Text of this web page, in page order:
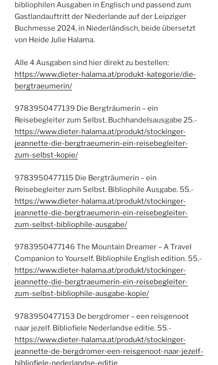
bibliophilen Ausgaben in Englisch und passend zum
Gastlandauftritt der Niederlande auf der Leipziger
Buchmesse 2024, in Niederländisch, beide übersetzt
von Heide Julie Halama.
Alle 4 Ausgaben sind hier direkt zu bestellen:
https://www.dieter-halama.at/produkt-kategorie/die-
bergtraeumerin/
9783950477139 Die Bergträumerin – ein
Reisebegleiter zum Selbst. Buchhandelsausgabe 25.-
https://www.dieter-halama.at/produkt/stockinger-
jeannette-die-bergtraeumerin-ein-reisebegleiter-
zum-selbst-kopie/
9783950477115 Die Bergträumerin – ein
Reisebegleiter zum Selbst. Bibliophile Ausgabe. 55.-
https://www.dieter-halama.at/produkt/stockinger-
jeannette-die-bergtraeumerin-ein-reisebegleiter-
zum-selbst-bibliophile-ausgabe/
9783950477146 The Mountain Dreamer – A Travel
Companion to Yourself. Bibliophile English edition. 55.-
https://www.dieter-halama.at/produkt/stockinger-
jeannette-die-bergtraeumerin-ein-reisebegleiter-
zum-selbst-bibliophile-ausgabe-kopie/
9783950477153 De bergdromer – een reisgenoot
naar jezelf. Bibliofiele Nederlandse editie. 55.-
https://www.dieter-halama.at/produkt/stockinger-
jeannette-de-bergdromer-een-reisgenoot-naar-jezelf-
bibliofiele-nederlandse-editie